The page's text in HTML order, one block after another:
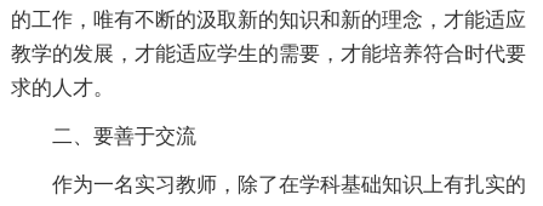
的工作，唯有不断的汲取新的知识和新的理念，才能适应
教学的发展，才能适应学生的需要，才能培养符合时代要
求的人才。
二、要善于交流
作为一名实习教师，除了在学科基础知识上有扎实的